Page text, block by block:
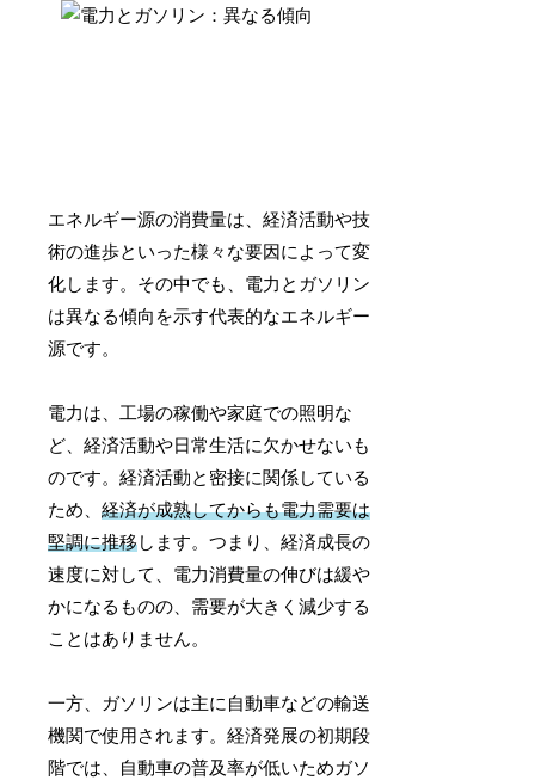
エネルギー源の消費量は、経済活動や技
術の進歩といった様々な要因によって変
化します。その中でも、電力とガソリン
は異なる傾向を示す代表的なエネルギー
源です。
電力は、工場の稼働や家庭での照明な
ど、経済活動や日常生活に欠かせないも
のです。経済活動と密接に関係している
ため、経済が成熟してからも電力需要は
堅調に推移します。つまり、経済成長の
速度に対して、電力消費量の伸びは緩や
かになるものの、需要が大きく減少する
ことはありません。
一方、ガソリンは主に自動車などの輸送
機関で使用されます。経済発展の初期段
階では、自動車の普及率が低いためガソ